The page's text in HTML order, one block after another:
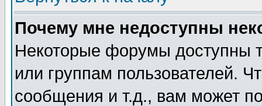
Почему мне недоступны
Некоторые форумы доступны
или группам пользователей.
сообщения и т.д., вам может